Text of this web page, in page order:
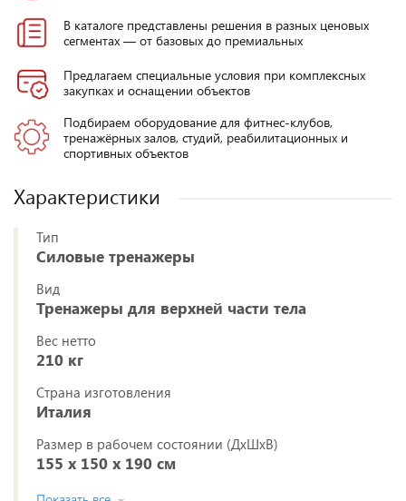
В каталоге представлены решения в разных ценовых
сегментах — от базовых до премиальных
Предлагаем специальные условия при комплексных
закупках и оснащении объектов
Подбираем оборудование для фитнес-клубов,
тренажёрных залов, студий, реабилитационных и
спортивных объектов
Характеристики
Тип
Силовые тренажеры
Вид
Тренажеры для верхней части тела
Вес нетто
210 кг
Страна изготовления
Италия
Размер в рабочем состоянии (ДxШxВ)
155 х 150 х 190 см